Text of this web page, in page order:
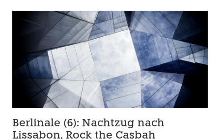
Berlinale (6): Nachtzug nach
Lissabon, Rock the Casbah